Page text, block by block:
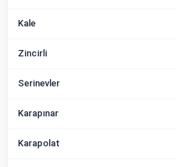
Kale
Zincirli
Serinevler
Karapınar
Karapolat